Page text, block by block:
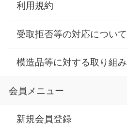
利用規約
受取拒否等の対応について
模造品等に対する取り組み
会員メニュー
新規会員登録